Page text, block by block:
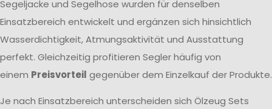
Segeljacke und Segelhose wurden für denselben
Einsatzbereich entwickelt und ergänzen sich hinsichtlich
Wasserdichtigkeit, Atmungsaktivität und Ausstattung
perfekt. Gleichzeitig profitieren Segler häufig von
einem Preisvorteil gegenüber dem Einzelkauf der Produkte.
Je nach Einsatzbereich unterscheiden sich Ölzeug Sets